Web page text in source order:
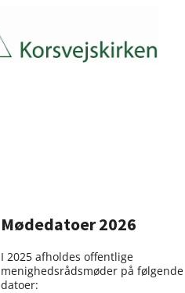
Mødedatoer 2026
I 2025 afholdes offentlige
menighedsrådsmøder på følgende
datoer: